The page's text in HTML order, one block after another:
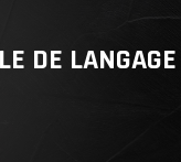
DE LANGAGE